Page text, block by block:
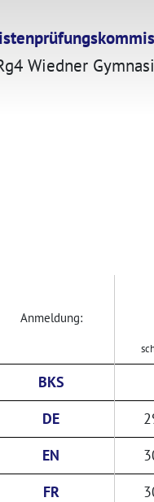
Wiedner
Anmeldung:
BKS
DE
EN
FR